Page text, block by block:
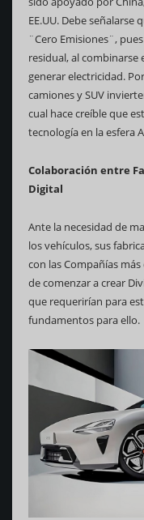
EE.UU. Debe señalarse
¨Cero Emisiones¨,
residual, al combinarse
generar electricidad.
camiones y SUV
cual hace creíble que
tecnología en la esfera
Colaboración entre
Digital
Ante la necesidad de
los vehículos, sus
con las Compañías
de comenzar a crear
que requerirían para
fundamentos para ello.